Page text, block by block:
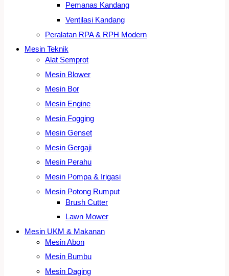
Pemanas Kandang
Ventilasi Kandang
Peralatan RPA & RPH Modern
Mesin Teknik
Alat Semprot
Mesin Blower
Mesin Bor
Mesin Engine
Mesin Fogging
Mesin Genset
Mesin Gergaji
Mesin Perahu
Mesin Pompa & Irigasi
Mesin Potong Rumput
Brush Cutter
Lawn Mower
Mesin UKM & Makanan
Mesin Abon
Mesin Bumbu
Mesin Daging